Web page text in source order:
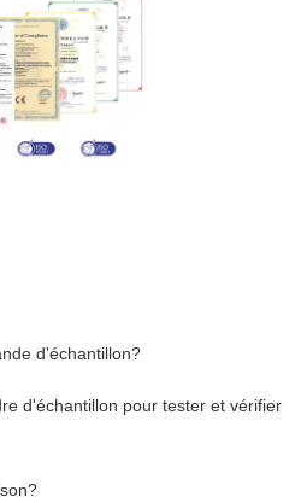
d'échantillon?
d'échantillon pour tester et vérifier